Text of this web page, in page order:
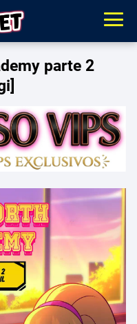
parte 2